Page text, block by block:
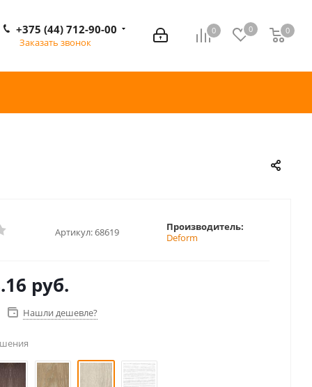
0 0 0
0
+375 (44) 712-90-00
Заказать звонок
Артикул:68619
Производитель:
Deform
руб.
Нашли дешевле?